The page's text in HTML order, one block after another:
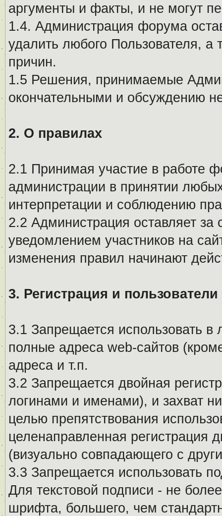
аргументы и факты, и не могут
1.4. Администрация форума
удалить любого Пользователя, а
причин.
1.5 Решения, принимаемые
окончательными и обсуждению
2. О правилах
2.1 Принимая участие в работе
администрации в принятии
интерпретации и соблюдению
2.2 Администрация оставляет
уведомлением участников на
изменения правил начинают
3. Регистрация и пользователи
3.1 Запрещается использовать
полные адреса web-сайтов
адреса и т.п.
3.2 Запрещается двойная
логинами и именами), и захват
целью препятствования
целенаправленная регистрация
(визуально совпадающего с
3.3 Запрещается использовать
Для текстовой подписи - не
шрифта, большего, чем